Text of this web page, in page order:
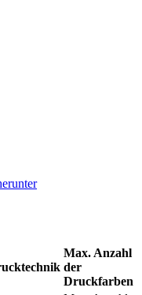
Max. Anzahl
der
Druckfarben